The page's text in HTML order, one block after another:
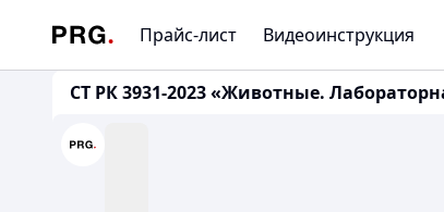
Прайс-лист Видеоинструкция
СТ РК 3931-2023 «Животные.